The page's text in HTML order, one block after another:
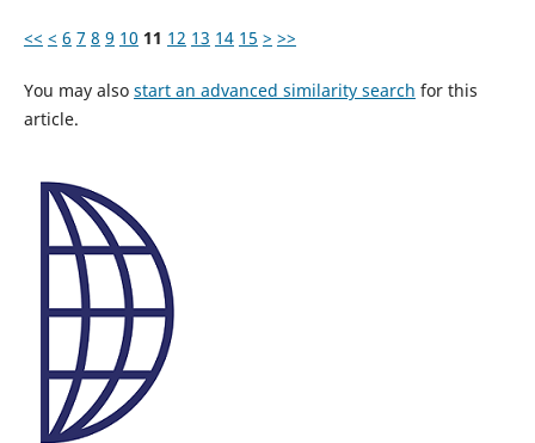
<< < 6 7 8 9 10 11 12 13 14 15 > >>
You may also start an advanced similarity search for this
article.